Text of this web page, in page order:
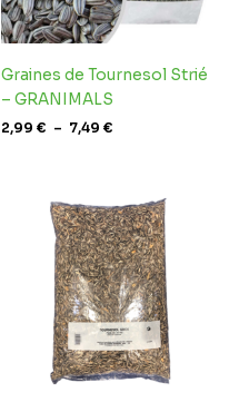
Graines de Tournesol Strié
– GRANIMALS
2,99 € – 7,49 €